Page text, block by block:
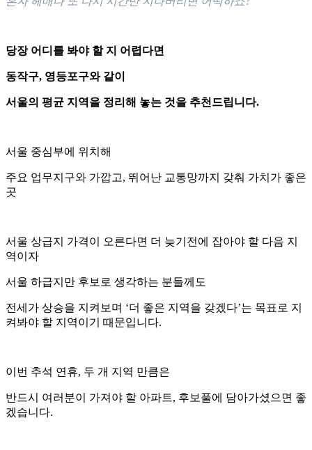
당장 어디를 봐야 할 지 어렵다면
동작구, 영등포구와 같이
서울의 평균 지역을 정리해 놓는 것을 추천드립니다.
서울 중심부에 위치해
주요 업무지구와 가깝고, 뛰어난 교통망까지 갖춰 가치가 좋은
곳
서울 상급지 가격이 오른다면 더 늦기전에 잡아야 할 다음 지
역이자
서울 하급지만 후보로 생각하는 분들께도
전세가 상승을 지켜보며 ‘더 좋은 지역을 갖겠다’는 목표로 지
켜봐야 할 지역이기 때문입니다.
이번 추석 연휴, 두 개 지역 만큼은
반드시 여러분이 가져야 할 아파트, 후보풀에 담아가셨으면 좋
겠습니다.